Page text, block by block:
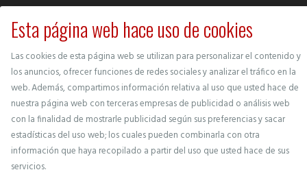
Desenvolupament de Negoci
Ciberseguretat
Gestió de Projectes
Protecció de Dades
Esta página web hace uso de cookies
Las cookies de esta página web se utilizan para personalizar el contenido y
los anuncios, ofrecer funciones de redes sociales y analizar el tráfico en la
web. Además, compartimos información relativa al uso que usted hace de
nuestra página web con terceras empresas de publicidad o análisis web
con la finalidad de mostrarle publicidad según sus preferencias y sacar
estadísticas del uso web; los cuales pueden combinarla con otra
información que haya recopilado a partir del uso que usted hace de sus
servicios.